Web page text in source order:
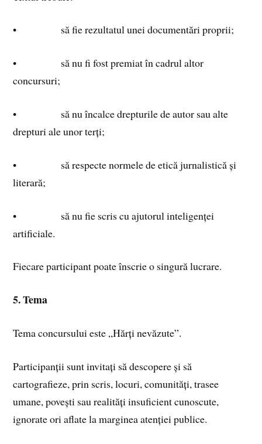
• să fie rezultatul unei documentări proprii;
• să nu fi fost premiat în cadrul altor
concursuri;
• să nu încalce drepturile de autor sau alte
drepturi ale unor terți;
• să respecte normele de etică jurnalistică și
literară;
• să nu fie scris cu ajutorul inteligenței
artificiale.
Fiecare participant poate înscrie o singură lucrare.
5. Tema
Tema concursului este „Hărți nevăzute”.
Participanții sunt invitați să descopere și să
cartografieze, prin scris, locuri, comunități, trasee
umane, povești sau realități insuficient cunoscute,
ignorate ori aflate la marginea atenției publice.